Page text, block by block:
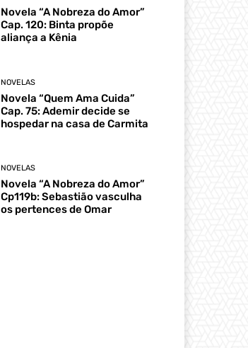
Novela “A Nobreza do Amor”
Cap. 120: Binta propõe
aliança a Kênia
NOVELAS
Novela “Quem Ama Cuida”
Cap. 75: Ademir decide se
hospedar na casa de Carmita
NOVELAS
Novela “A Nobreza do Amor”
Cp119b: Sebastião vasculha
os pertences de Omar